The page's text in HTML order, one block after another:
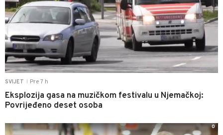
SVIJET Pre 7 h
Eksplozija gasa na muzičkom festivalu u Njemačkoj:
Povrijeđeno deset osoba
0